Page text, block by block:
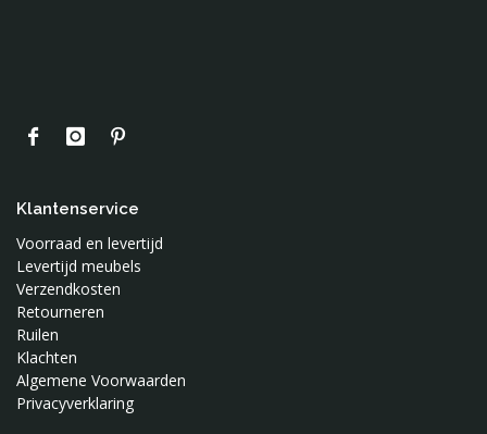
Klantenservice
Voorraad en levertijd
Levertijd meubels
Verzendkosten
Retourneren
Ruilen
Klachten
Algemene Voorwaarden
Privacyverklaring